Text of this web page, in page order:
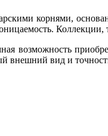
корнями,
возможность
внешний вид и